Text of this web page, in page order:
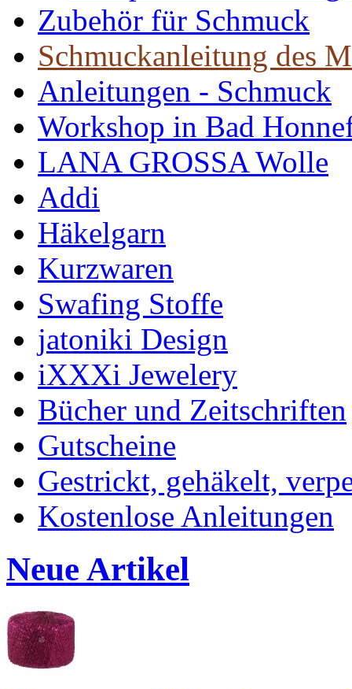
Zubehör für Schmuck
Schmuckanleitung des
Anleitungen - Schmuck
Workshop in Bad
LANA GROSSA Wolle
Addi
Häkelgarn
Kurzwaren
Swafing Stoffe
jatoniki Design
iXXXi Jewelery
Bücher und Zeitschriften
Gutscheine
Gestrickt, gehäkelt,
Kostenlose Anleitungen
Neue Artikel